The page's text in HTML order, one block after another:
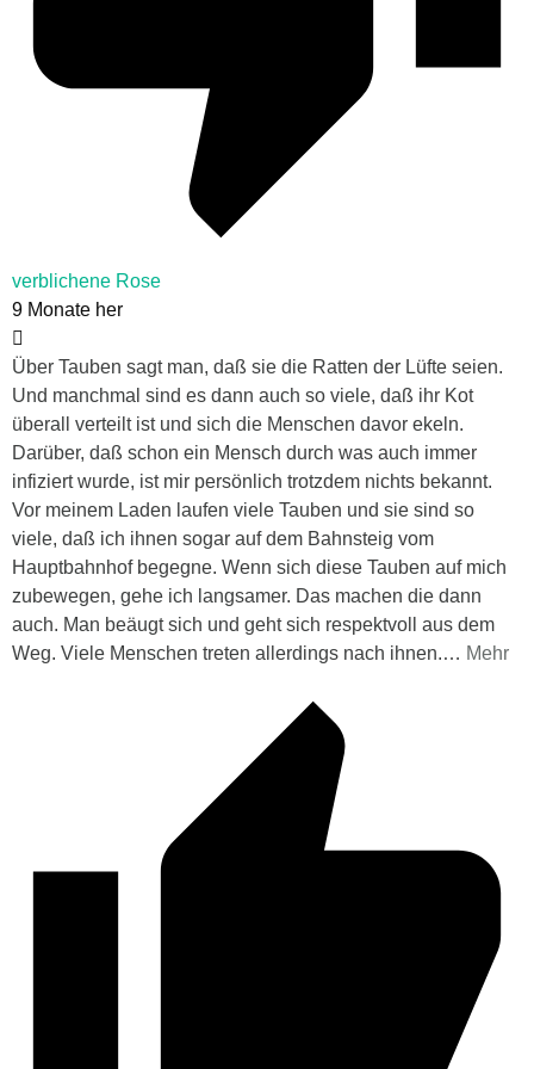
verblichene Rose
9 Monate her
Über Tauben sagt man, daß sie die Ratten der Lüfte seien.
Und manchmal sind es dann auch so viele, daß ihr Kot
überall verteilt ist und sich die Menschen davor ekeln.
Darüber, daß schon ein Mensch durch was auch immer
infiziert wurde, ist mir persönlich trotzdem nichts bekannt.
Vor meinem Laden laufen viele Tauben und sie sind so
viele, daß ich ihnen sogar auf dem Bahnsteig vom
Hauptbahnhof begegne. Wenn sich diese Tauben auf mich
zubewegen, gehe ich langsamer. Das machen die dann
auch. Man beäugt sich und geht sich respektvoll aus dem
Weg. Viele Menschen treten allerdings nach ihnen.… Mehr